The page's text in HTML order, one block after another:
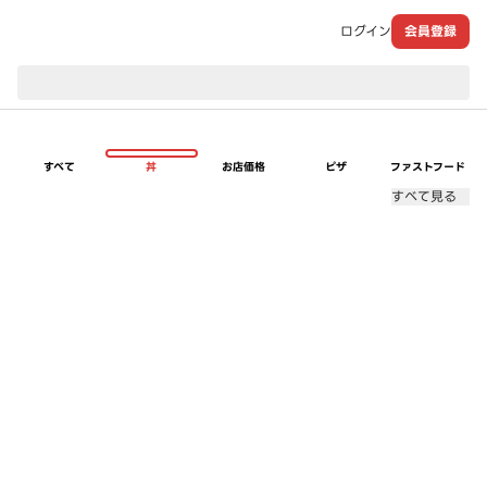
ログイン 会員登録
すべて 丼 お店価格 ピザ ファストフード
すべて見る